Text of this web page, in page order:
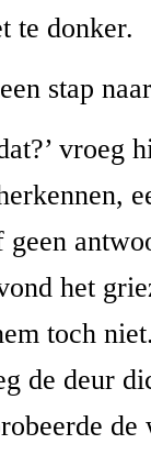
te donker.
stap
vroeg
geen
het
toch
de deur
de